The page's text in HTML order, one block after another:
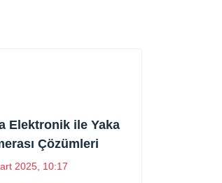
Elektronik ile Yaka
Çözümleri
2025, 10:17